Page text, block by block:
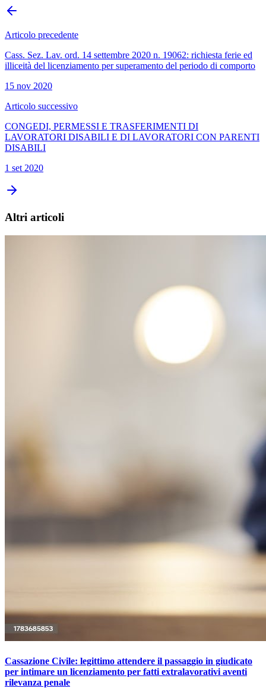
Articolo precedente
Cass. Sez. Lav. ord. 14 settembre 2020 n. 19062: richiesta ferie ed
illiceità del licenziamento per superamento del periodo di comporto
15 nov 2020
Articolo successivo
CONGEDI, PERMESSI E TRASFERIMENTI DI
LAVORATORI DISABILI E DI LAVORATORI CON PARENTI
DISABILI
1 set 2020
Altri articoli
Cassazione Civile: legittimo attendere il passaggio in giudicato
per intimare un licenziamento per fatti extralavorativi aventi
rilevanza penale